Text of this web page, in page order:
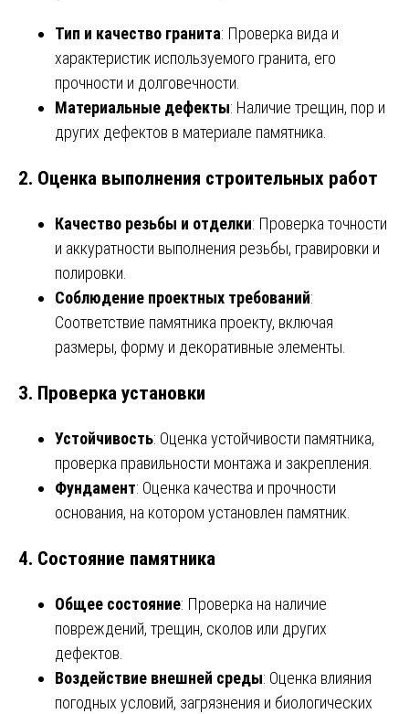
Тип и качество гранита: Проверка вида и
характеристик используемого гранита, его
прочности и долговечности.
Материальные дефекты: Наличие трещин, пор и
других дефектов в материале памятника.
2. Оценка выполнения строительных работ
Качество резьбы и отделки: Проверка точности
и аккуратности выполнения резьбы, гравировки и
полировки.
Соблюдение проектных требований:
Соответствие памятника проекту, включая
размеры, форму и декоративные элементы.
3. Проверка установки
Устойчивость: Оценка устойчивости памятника,
проверка правильности монтажа и закрепления.
Фундамент: Оценка качества и прочности
основания, на котором установлен памятник.
4. Состояние памятника
Общее состояние: Проверка на наличие
повреждений, трещин, сколов или других
дефектов.
Воздействие внешней среды: Оценка влияния
погодных условий, загрязнения и биологических